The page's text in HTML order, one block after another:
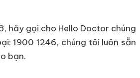
hãy gọi cho Hello Doctor chúng
1900 1246, chúng tôi luôn sẵn
bạn.